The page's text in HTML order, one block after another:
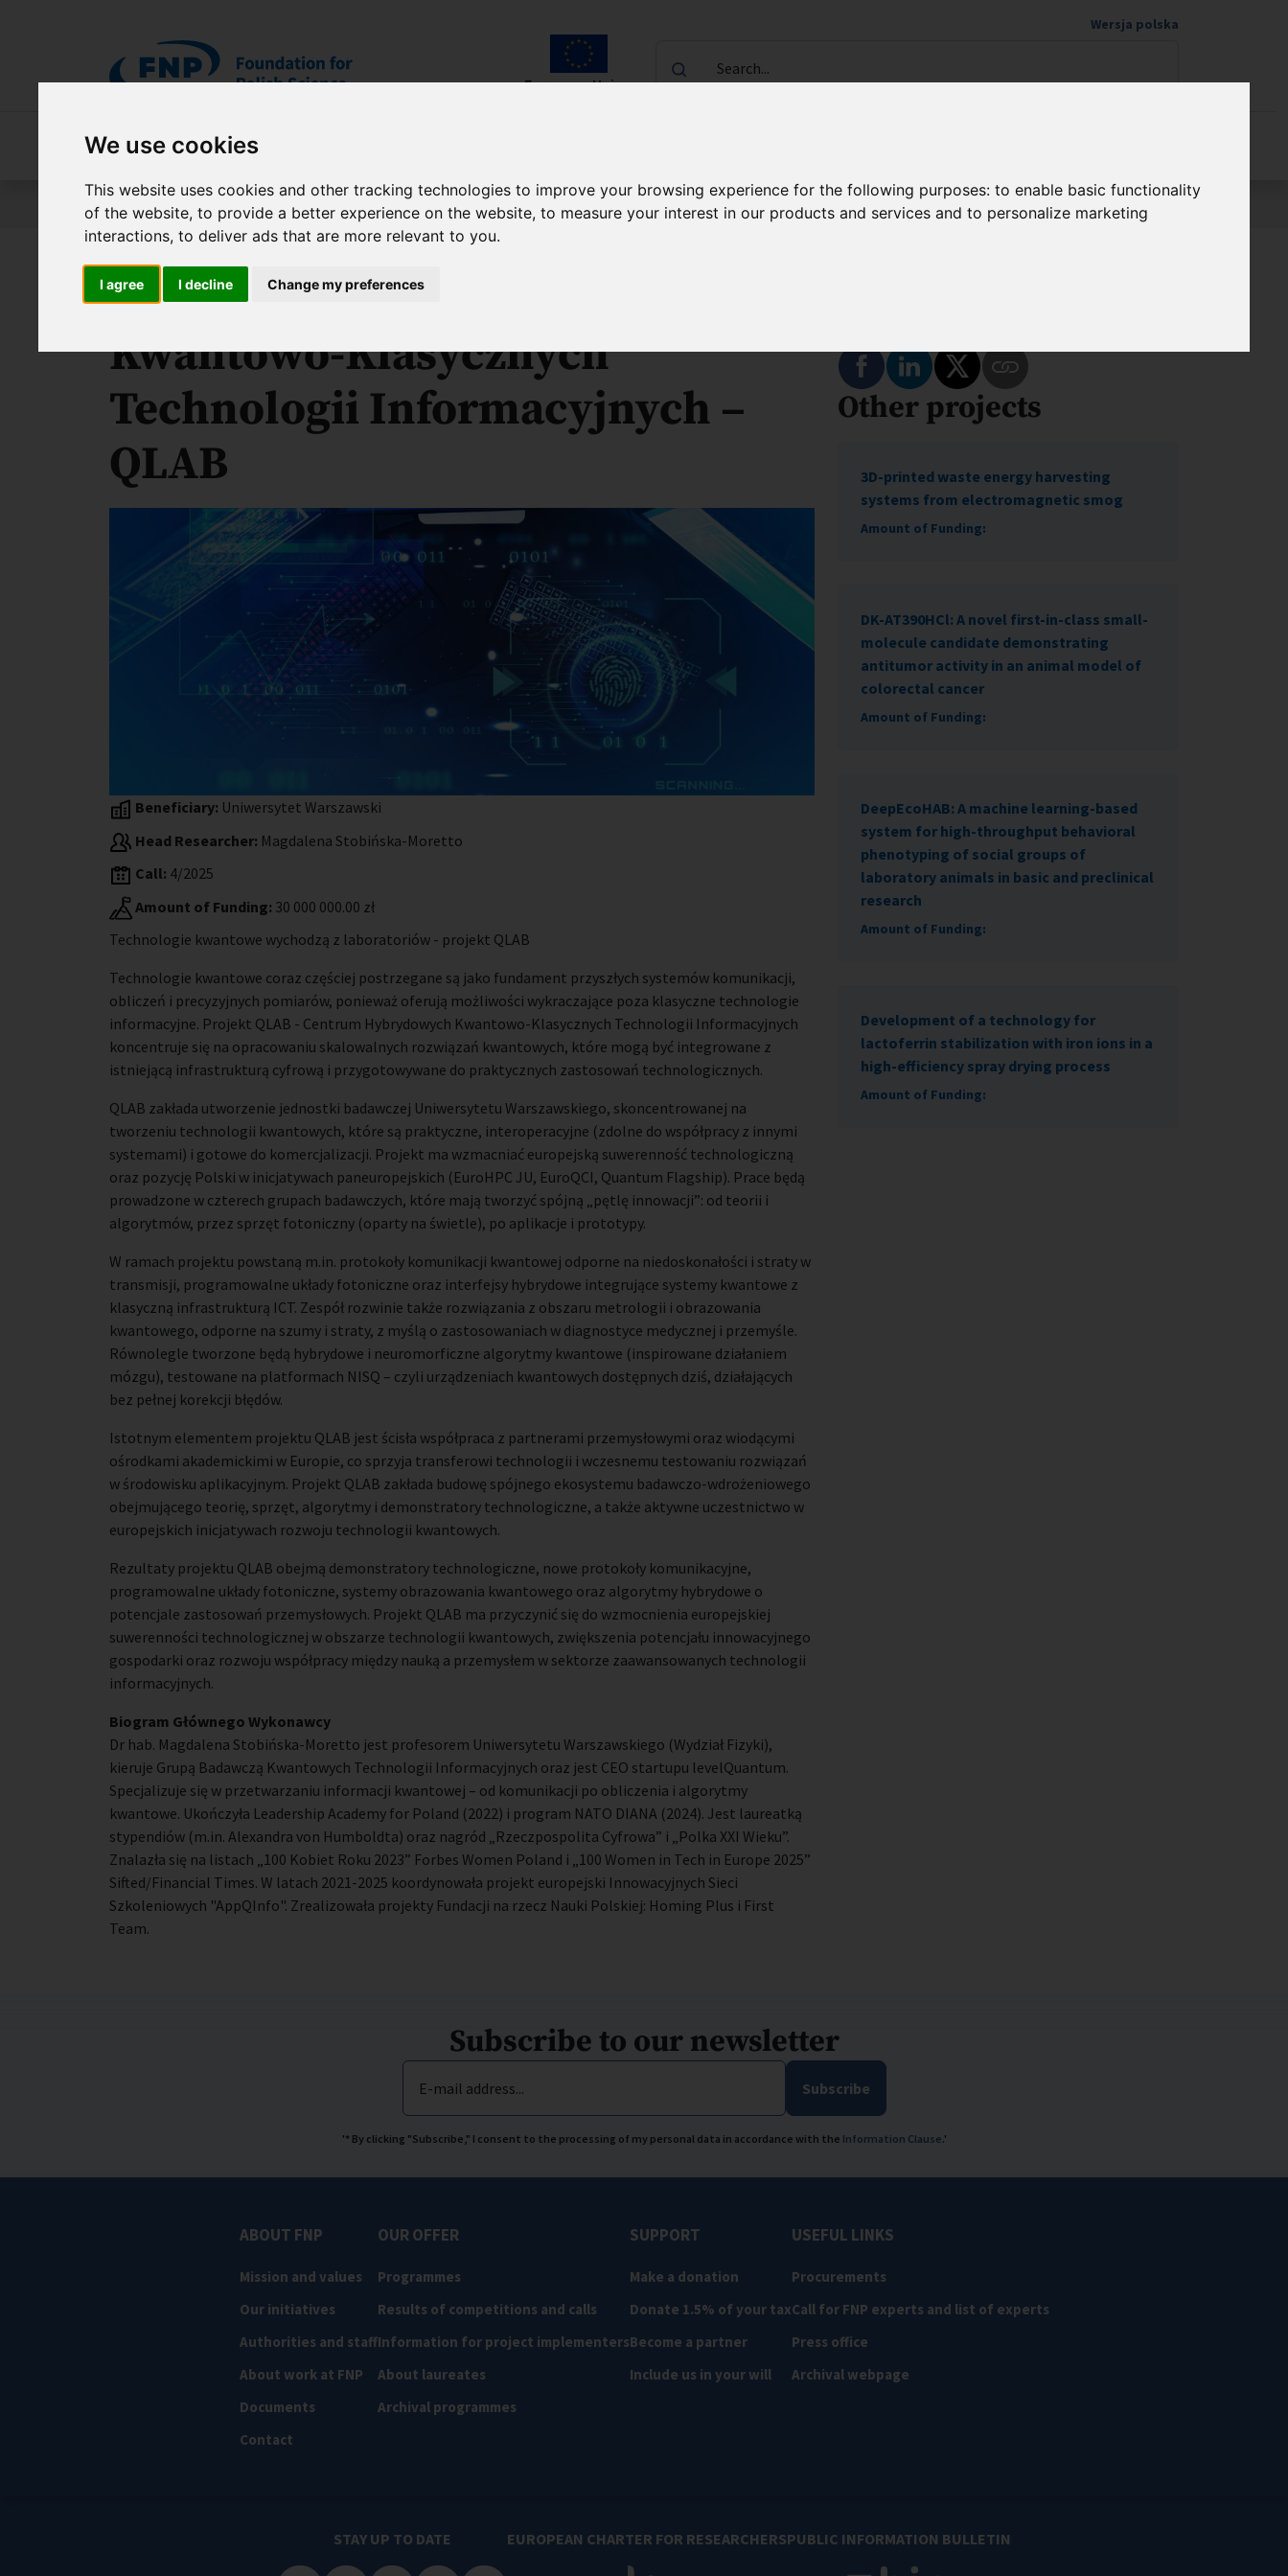
We use cookies
This website uses cookies and other tracking technologies to improve your browsing experience for the following purposes:to enable basic functionality
of the website,to provide a better experience on the website,to measure your interest in our products and services and to personalize marketing
interactions,to deliver ads that are more relevant to you.
I agree I decline Change my preferences
European Union
Wersja polska
Search...
About FNP Our programmes
Jesteś tutaj:Contest results International Research Agendas Programme FENG About the project
Centrum Hybrydowych
Kwantowo-Klasycznych
Technologii Informacyjnych –
QLAB
Beneficiary: Uniwersytet Warszawski
Head Researcher: Magdalena Stobińska-Moretto
Call: 4/2025
Amount of Funding: 30 000 000.00 zł
Technologie kwantowe wychodzą z laboratoriów - projekt QLAB
Technologie kwantowe coraz częściej postrzegane są jako fundament przyszłych systemów komunikacji,
obliczeń i precyzyjnych pomiarów, ponieważ oferują możliwości wykraczające poza klasyczne technologie
informacyjne. Projekt QLAB - Centrum Hybrydowych Kwantowo-Klasycznych Technologii Informacyjnych
koncentruje się na opracowaniu skalowalnych rozwiązań kwantowych, które mogą być integrowane z
istniejącą infrastrukturą cyfrową i przygotowywane do praktycznych zastosowań technologicznych.
QLAB zakłada utworzenie jednostki badawczej Uniwersytetu Warszawskiego, skoncentrowanej na
tworzeniu technologii kwantowych, które są praktyczne, interoperacyjne (zdolne do współpracy z innymi
systemami) i gotowe do komercjalizacji. Projekt ma wzmacniać europejską suwerenność technologiczną
oraz pozycję Polski w inicjatywach paneuropejskich (EuroHPC JU, EuroQCI, Quantum Flagship). Prace będą
prowadzone w czterech grupach badawczych, które mają tworzyć spójną „pętlę innowacji”: od teorii i
algorytmów, przez sprzęt fotoniczny (oparty na świetle), po aplikacje i prototypy.
W ramach projektu powstaną m.in. protokoły komunikacji kwantowej odporne na niedoskonałości i straty w
transmisji, programowalne układy fotoniczne oraz interfejsy hybrydowe integrujące systemy kwantowe z
klasyczną infrastrukturą ICT. Zespół rozwinie także rozwiązania z obszaru metrologii i obrazowania
kwantowego, odporne na szumy i straty, z myślą o zastosowaniach w diagnostyce medycznej i przemyśle.
Równolegle tworzone będą hybrydowe i neuromorficzne algorytmy kwantowe (inspirowane działaniem
mózgu), testowane na platformach NISQ – czyli urządzeniach kwantowych dostępnych dziś, działających
bez pełnej korekcji błędów.
Istotnym elementem projektu QLAB jest ścisła współpraca z partnerami przemysłowymi oraz wiodącymi
ośrodkami akademickimi w Europie, co sprzyja transferowi technologii i wczesnemu testowaniu rozwiązań
w środowisku aplikacyjnym. Projekt QLAB zakłada budowę spójnego ekosystemu badawczo-wdrożeniowego
obejmującego teorię, sprzęt, algorytmy i demonstratory technologiczne, a także aktywne uczestnictwo w
europejskich inicjatywach rozwoju technologii kwantowych.
Rezultaty projektu QLAB obejmą demonstratory technologiczne, nowe protokoły komunikacyjne,
programowalne układy fotoniczne, systemy obrazowania kwantowego oraz algorytmy hybrydowe o
potencjale zastosowań przemysłowych. Projekt QLAB ma przyczynić się do wzmocnienia europejskiej
suwerenności technologicznej w obszarze technologii kwantowych, zwiększenia potencjału innowacyjnego
gospodarki oraz rozwoju współpracy między nauką a przemysłem w sektorze zaawansowanych technologii
informacyjnych.
Biogram Głównego Wykonawcy
Dr hab. Magdalena Stobińska-Moretto jest profesorem Uniwersytetu Warszawskiego (Wydział Fizyki),
kieruje Grupą Badawczą Kwantowych Technologii Informacyjnych oraz jest CEO startupu levelQuantum.
Specjalizuje się w przetwarzaniu informacji kwantowej – od komunikacji po obliczenia i algorytmy
kwantowe. Ukończyła Leadership Academy for Poland (2022) i program NATO DIANA (2024). Jest laureatką
stypendiów (m.in. Alexandra von Humboldta) oraz nagród „Rzeczpospolita Cyfrowa” i „Polka XXI Wieku”.
Znalazła się na listach „100 Kobiet Roku 2023” Forbes Women Poland i „100 Women in Tech in Europe 2025”
Sifted/Financial Times. W latach 2021-2025 koordynowała projekt europejski Innowacyjnych Sieci
Szkoleniowych "AppQInfo". Zrealizowała projekty Fundacji na rzecz Nauki Polskiej: Homing Plus i First
Team.
Share on Facebook
Share on LinkedIn
Share on Twitter
Copy Link to This Program
Other projects
3D-printed waste energy harvesting
systems from electromagnetic smog
Amount of Funding:
DK-AT390HCl: A novel first-in-class small-
molecule candidate demonstrating
antitumor activity in an animal model of
colorectal cancer
Amount of Funding:
DeepEcoHAB: A machine learning-based
system for high-throughput behavioral
phenotyping of social groups of
laboratory animals in basic and preclinical
research
Amount of Funding:
Development of a technology for
lactoferrin stabilization with iron ions in a
high-efficiency spray drying process
Amount of Funding:
Subscribe to our newsletter
E-mail address... Subscribe
'* By clicking "Subscribe," I consent to the processing of my personal data in accordance with the Information Clause.'
ABOUT FNP
Mission and values
Our initiatives
Authorities and staff
About work at FNP
Documents
Contact
OUR OFFER
Programmes
Results of competitions and calls
Information for project implementers
About laureates
Archival programmes
SUPPORT
Make a donation
Donate 1.5% of your tax
Become a partner
Include us in your will
USEFUL LINKS
Procurements
Call for FNP experts and list of experts
Press office
Archival webpage
STAY UP TO DATE EUROPEAN CHARTER FOR RESEARCHERSPUBLIC INFORMATION BULLETIN